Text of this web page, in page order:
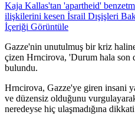
Kaja Kallas'tan 'apartheid'
ilişkilerini kesen İsrail Dışişleri
İçeriği Görüntüle
Gazze'nin unutulmuş bir kriz
çizen Hrncirova, 'Durum hala son
bulundu.
Hrncirova, Gazze'ye giren insani
ve düzensiz olduğunu
neredeyse hiç ulaşmadığına